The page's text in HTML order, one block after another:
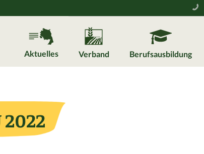
Aktuelles Verband Berufsausbildung
2022